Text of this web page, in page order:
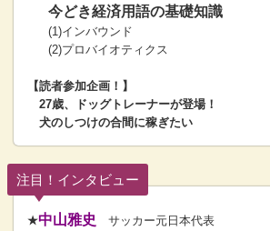
今どき経済用語の基礎知識
(1)インバウンド
(2)プロバイオティクス
【読者参加企画！】
27歳、ドッグトレーナーが登場！
犬のしつけの合間に稼ぎたい
注目！インタビュー
★中山雅史
サッカー元日本代表